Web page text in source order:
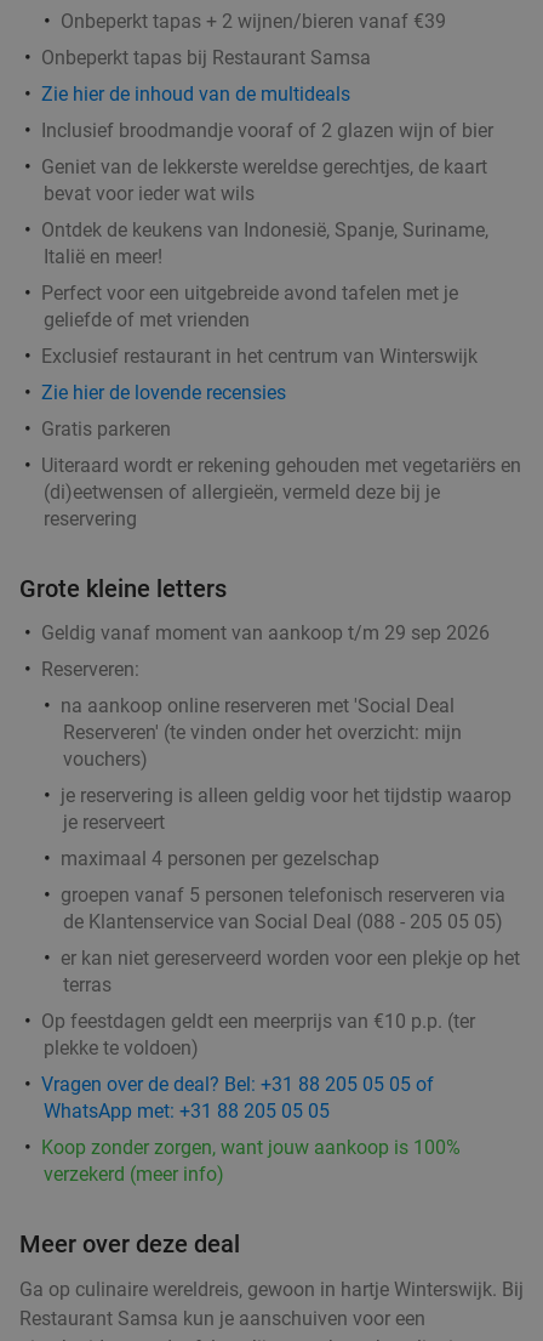
Onbeperkt tapas + 2 wijnen/bieren vanaf €39
Onbeperkt tapas bij Restaurant Samsa
Zie hier de inhoud van de multideals
Inclusief broodmandje vooraf of 2 glazen wijn of bier
Geniet van de lekkerste wereldse gerechtjes, de kaart
bevat voor ieder wat wils
Ontdek de keukens van Indonesië, Spanje, Suriname,
Italië en meer!
Perfect voor een uitgebreide avond tafelen met je
geliefde of met vrienden
Exclusief restaurant in het centrum van Winterswijk
Zie hier de lovende recensies
Gratis parkeren
Uiteraard wordt er rekening gehouden met vegetariërs en
(di)eetwensen of allergieën, vermeld deze bij je
reservering
Grote kleine letters
Geldig vanaf moment van aankoop t/m 29 sep 2026
Reserveren:
na aankoop online reserveren met 'Social Deal
Reserveren' (te vinden onder het overzicht: mijn
vouchers)
je reservering is alleen geldig voor het tijdstip waarop
je reserveert
maximaal 4 personen per gezelschap
groepen vanaf 5 personen telefonisch reserveren via
de Klantenservice van Social Deal (088 - 205 05 05)
er kan niet gereserveerd worden voor een plekje op het
terras
Op feestdagen geldt een meerprijs van €10 p.p. (ter
plekke te voldoen)
Vragen over de deal? Bel: +31 88 205 05 05 of
WhatsApp met: +31 88 205 05 05
Koop zonder zorgen, want jouw aankoop is 100%
verzekerd (meer info)
Meer over deze deal
Ga op culinaire wereldreis, gewoon in hartje Winterswijk. Bij
Restaurant Samsa kun je aanschuiven voor een